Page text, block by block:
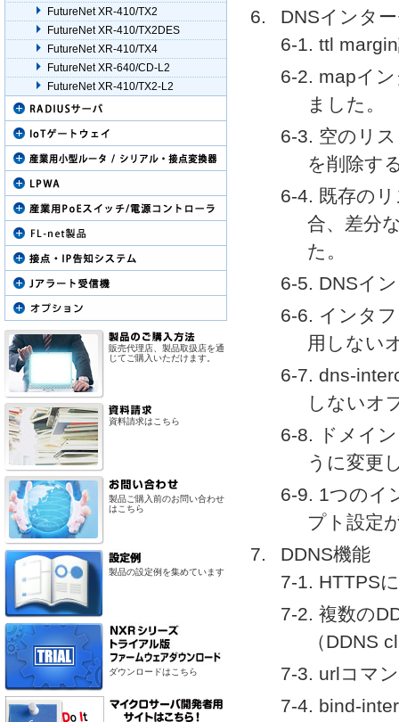
DNSインタ
6-1. ttl
6-2. mapイ
ました。
6-3. 空のリ
を削除す
6-4. 既存の
合、差分
た。
6-5. DNSイ
6-6. インタ
用しない
6-7. dns-
しないオ
6-8. ドメイ
うに変更
6-9. 1つのイ
プト設定
DDNS機能
7-1. HTTPS
7-2. 複数の
（DDNS
7-3. urlコマ
7-4. bind-
FutureNet XR-410/TX2
FutureNet XR-410/TX2DES
FutureNet XR-410/TX4
FutureNet XR-640/CD-L2
FutureNet XR-410/TX2-L2
販売代理店、製品取扱店を通
じてご購入いただけます。
資料請求はこちら
製品ご購入前のお問い合わせ
はこちら
製品の設定例を集めています
ダウンロードはこちら